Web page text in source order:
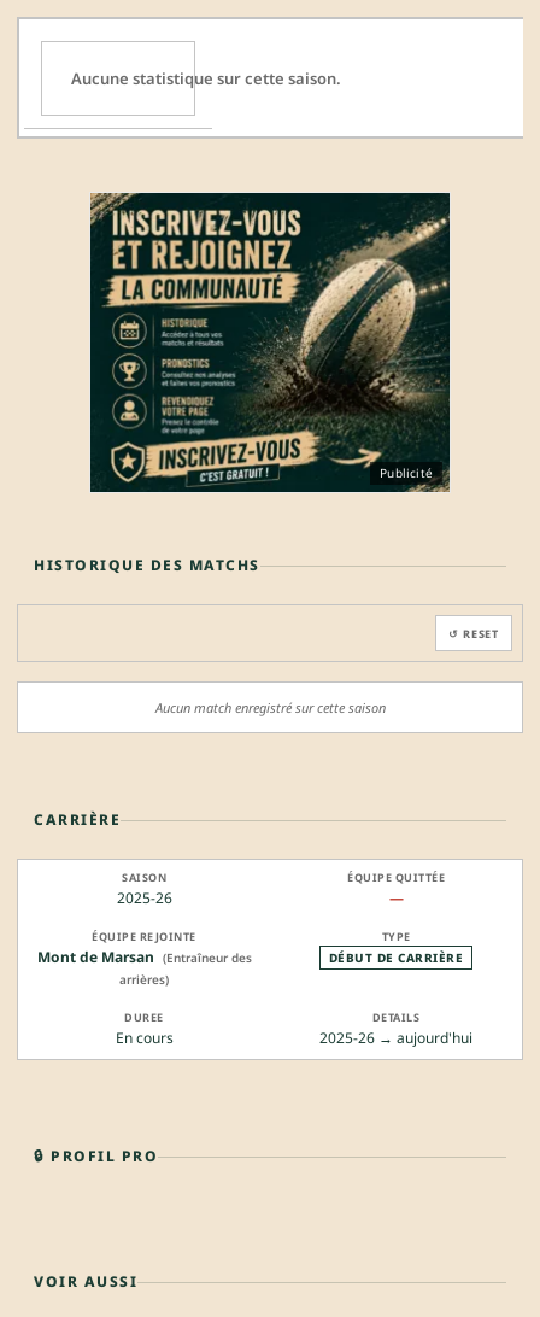
Aucune statistique sur cette saison.
Publicité
HISTORIQUE DES MATCHS
↺ RESET
Aucun match enregistré sur cette saison
CARRIÈRE
2025-26 —
Mont de Marsan (Entraîneur des
arrières)
DÉBUT DE CARRIÈRE
En cours 2025-26 → aujourd'hui
🔒 PROFIL PRO
VOIR AUSSI